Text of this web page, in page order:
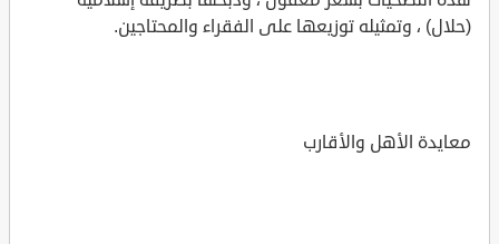
(حلال) ، وتمثيله توزيعها على الفقراء والمحتاجين.
معايدة الأهل والأقارب